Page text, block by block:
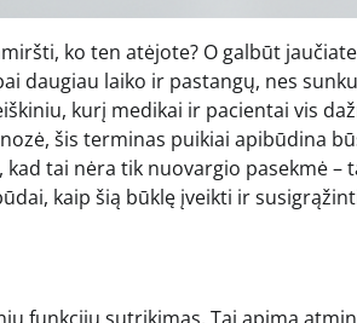
ko ten atėjote? O galbūt
daugiau laiko ir pastangų, nes
kurį medikai ir pacientai vis
šis terminas puikiai apibūdina
tai nėra tik nuovargio pasekmė –
kaip šią būklę įveikti ir